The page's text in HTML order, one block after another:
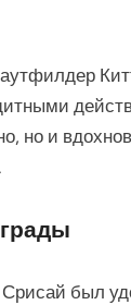
но и
Срисай был